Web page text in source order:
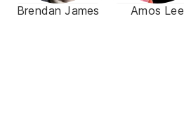
Brendan James Amos Lee